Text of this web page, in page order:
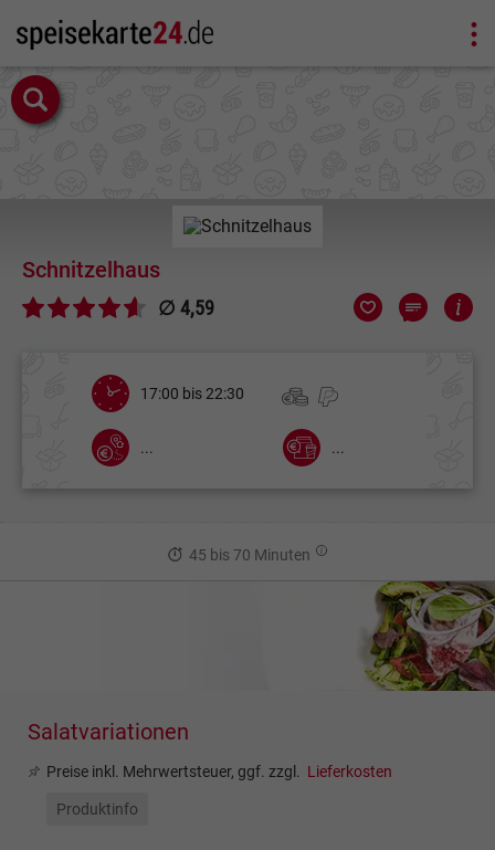
Schnitzelhaus
∅ 4,59
17:00 bis 22:30
... ...
45 bis 70 Minuten
Salatvariationen
Preise inkl. Mehrwertsteuer, ggf. zzgl. Lieferkosten
Produktinfo